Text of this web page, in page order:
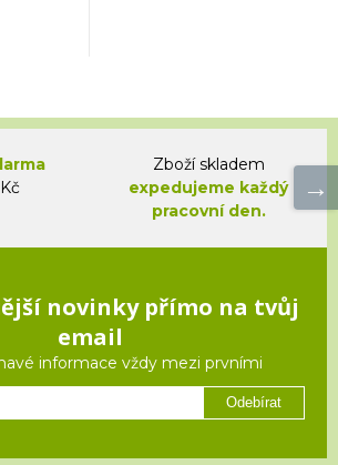
Zboží skladem
expedujeme každý
pracovní den.
novinky přímo na tvůj
email
informace vždy mezi prvními
Odebírat